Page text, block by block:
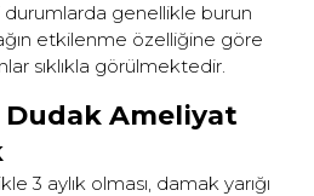
durumlarda genellikle burun
etkilenme özelliğine göre
sıklıkla görülmektedir.
Dudak Ameliyat
3 aylık olması, damak yarığı